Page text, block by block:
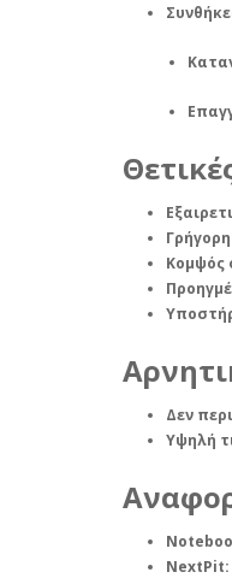
Κομψός
Δεν
Υψηλή
NextPit: